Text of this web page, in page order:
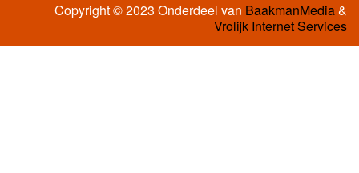
Copyright © 2023 Onderdeel van BaakmanMedia&
Vrolijk Internet Services